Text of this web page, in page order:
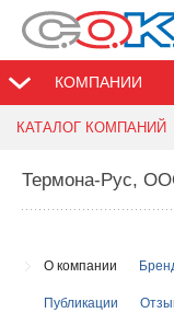
КОМПАНИИ
КАТАЛОГ КОМПАНИЙ
Термона-Рус,
О компании
Публикации